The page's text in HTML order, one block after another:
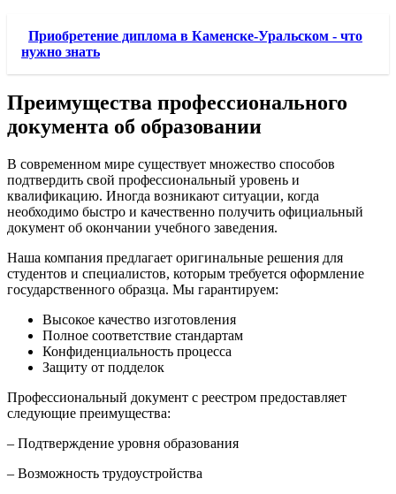
Приобретение диплома в Каменске-Уральском - что
нужно знать
Преимущества профессионального
документа об образовании
В современном мире существует множество способов
подтвердить свой профессиональный уровень и
квалификацию. Иногда возникают ситуации, когда
необходимо быстро и качественно получить официальный
документ об окончании учебного заведения.
Наша компания предлагает оригинальные решения для
студентов и специалистов, которым требуется оформление
государственного образца. Мы гарантируем:
Высокое качество изготовления
Полное соответствие стандартам
Конфиденциальность процесса
Защиту от подделок
Профессиональный документ с реестром предоставляет
следующие преимущества:
– Подтверждение уровня образования
– Возможность трудоустройства